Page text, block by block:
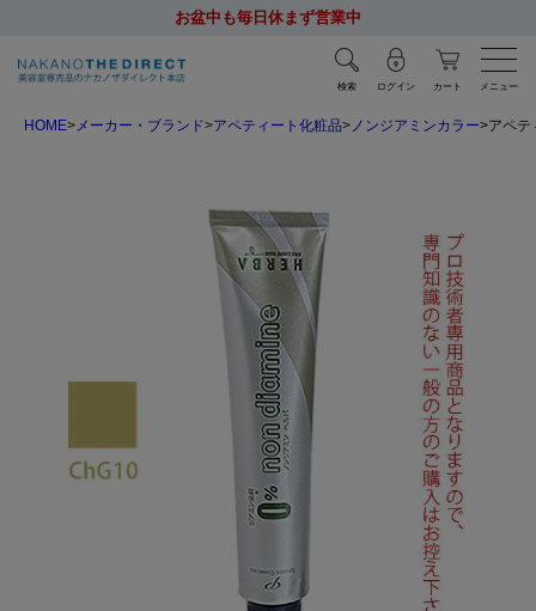
お盆中も毎日休まず営業中
検索 ログイン カート メニュー
HOME メーカー・ブランド アペティート化粧品 ノンジアミンカラー アペテ